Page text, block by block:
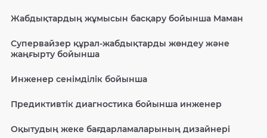
Жабдықтардың жұмысын басқару бойынша Маман
Супервайзер құрал-жабдықтарды жөндеу және
жаңғырту бойынша
Инженер сенімділік бойынша
Предиктивтік диагностика бойынша инженер
Оқытудың жеке бағдарламаларының дизайнері